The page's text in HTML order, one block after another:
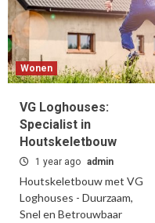
Wonen
VG Loghouses:
Specialist in
Houtskeletbouw
1 year ago admin
Houtskeletbouw met VG
Loghouses - Duurzaam,
Snel en Betrouwbaar